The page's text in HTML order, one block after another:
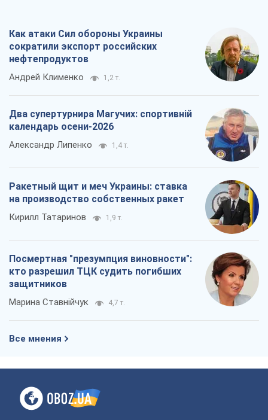
Как атаки Сил обороны Украины
сократили экспорт российских
нефтепродуктов
Андрей Клименко 1,2 т.
Два супертурнира Магучих: спортивній
календарь осени-2026
Александр Липенко 1,4 т.
Ракетный щит и меч Украины: ставка
на производство собственных ракет
Кирилл Татаринов 1,9 т.
Посмертная "презумпция виновности":
кто разрешил ТЦК судить погибших
защитников
Марина Ставнійчук 4,7 т.
Все мнения